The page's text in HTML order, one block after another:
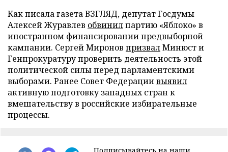
Как писала газета ВЗГЛЯД, депутат Госдумы
Алексей Журавлев обвинилпартию «Яблоко» в
иностранном финансировании предвыборной
кампании. Сергей Миронов призвалМинюст и
Генпрокуратуру проверить деятельность этой
политической силы перед парламентскими
выборами. Ранее Совет Федерациивыявил
активную подготовку западных стран к
вмешательству в российские избирательные
процессы.